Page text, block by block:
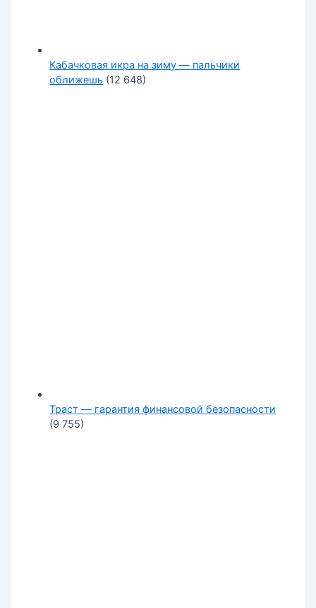
Кабачковая икра на зиму — пальчики
оближешь (12 648)
Траст — гарантия финансовой безопасности
(9 755)